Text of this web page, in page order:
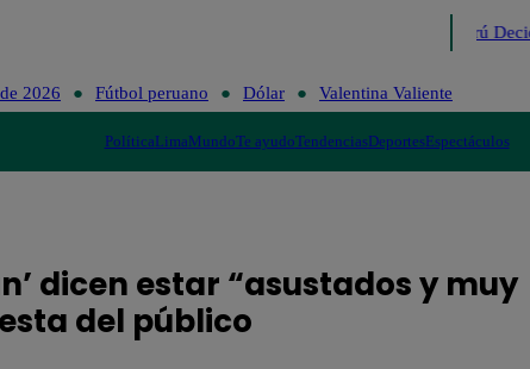
Perú
2026 Fútbol peruano Dólar Valentina Valiente
PolíticaLimaMundoTe ayudoTendenciasDeportesEspectáculos
dicen estar “asustados y muy
del público